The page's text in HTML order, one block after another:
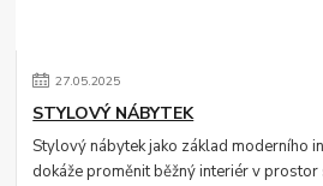
27.05.2025
STYLOVÝ NÁBYTEK
Stylový nábytek jako základ moderního
dokáže proměnit běžný interiér v prostor